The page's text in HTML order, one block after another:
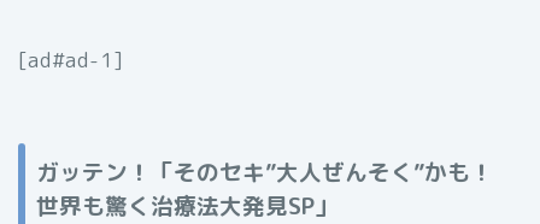
[ad#ad-1]
ガッテン！「そのセキ”大人ぜんそく”かも！
世界も驚く治療法大発見SP」